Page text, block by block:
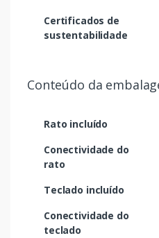
Certificados de
sustentabilidade
Conteúdo da
Rato incluído
Conectividade do
rato
Teclado incluído
Conectividade do
teclado